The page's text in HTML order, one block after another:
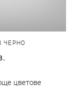
ЧЕРНО
цветове